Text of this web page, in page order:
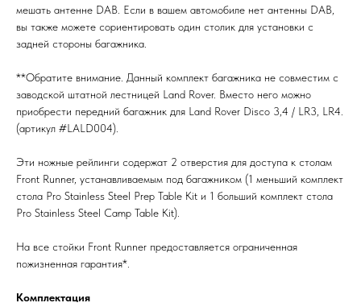
мешать антенне DAB. Если в вашем автомобиле нет антенны DAB,
вы также можете сориентировать один столик для установки с
задней стороны багажника.
**Обратите внимание. Данный комплект багажника не совместим с
заводской штатной лестницей Land Rover. Вместо него можно
приобрести передний багажник для Land Rover Disco 3,4 / LR3, LR4.
(артикул #LALD004).
Эти ножные рейлинги содержат 2 отверстия для доступа к столам
Front Runner, устанавливаемым под багажником (1 меньший комплект
стола Pro Stainless Steel Prep Table Kit и 1 больший комплект стола
Pro Stainless Steel Camp Table Kit).
На все стойки Front Runner предоставляется ограниченная
пожизненная гарантия*.
Комплектация